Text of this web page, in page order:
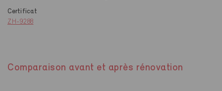
Certificat
ZH-9288
Comparaison avant et après rénovation